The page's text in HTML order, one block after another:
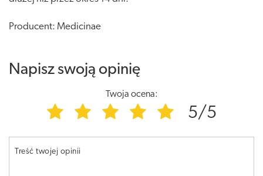
Producent: Medicinae
Napisz swoją opinię
Twoja ocena:
5/5
Treść twojej opinii